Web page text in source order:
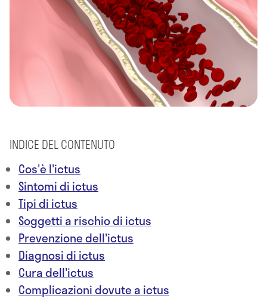
INDICE DEL CONTENUTO
Cos'è l'ictus
Sintomi di ictus
Tipi di ictus
Soggetti a rischio di ictus
Prevenzione dell'ictus
Diagnosi di ictus
Cura dell'ictus
Complicazioni dovute a ictus